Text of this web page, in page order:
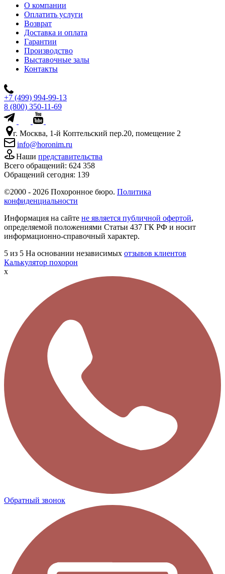
О компании
Оплатить услуги
Возврат
Доставка и оплата
Гарантии
Производство
Выставочные залы
Контакты
+7 (499) 994-99-13
8 (800) 350-11-69
г. Москва, 1-й Коптельский пер.20, помещение 2
info@horonim.ru
Наши представительства
Всего обращений: 624 358
Обращений сегодня: 139
©2000 - 2026 Похоронное бюро. Политика
конфиденциальности
Информация на сайте не является публичной офертой,
определяемой положениями Статьи 437 ГК РФ и носит
информационно-справочный характер.
5 из 5 На основании независимых отзывов клиентов
Калькулятор похорон
x
Обратный звонок